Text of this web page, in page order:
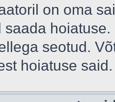
on oma
saada
seotud.
hoiatuse said.